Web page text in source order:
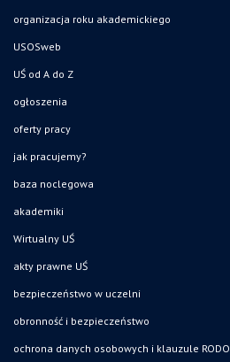
organizacja roku akademickiego
USOSweb
UŚ od A do Z
ogłoszenia
oferty pracy
jak pracujemy?
baza noclegowa
akademiki
Wirtualny UŚ
akty prawne UŚ
bezpieczeństwo w uczelni
obronność i bezpieczeństwo
ochrona danych osobowych i klauzule RODO